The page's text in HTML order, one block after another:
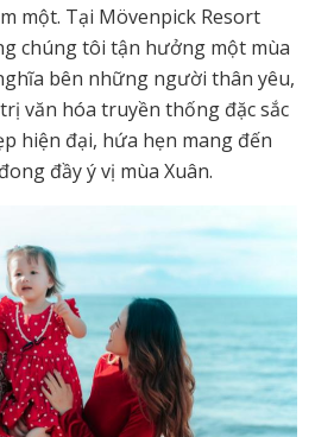
một. Tại Mövenpick Resort
chúng tôi tận hưởng một mùa
bên những người thân yêu,
văn hóa truyền thống đặc sắc
hiện đại, hứa hẹn mang đến
đầy ý vị mùa Xuân.